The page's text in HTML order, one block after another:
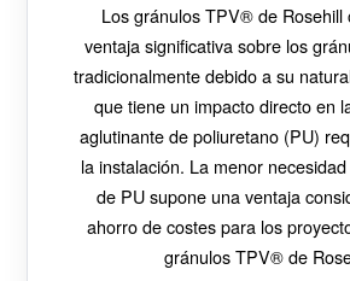
Los gránulos TPV® de Rosehill
ventaja significativa sobre los
tradicionalmente debido a su
que tiene un impacto directo en
aglutinante de poliuretano (PU)
la instalación. La menor
de PU supone una ventaja
ahorro de costes para los
gránulos TPV® de